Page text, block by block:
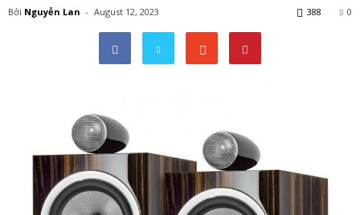
Bởi Nguyễn Lan - August 12, 2023 0
388